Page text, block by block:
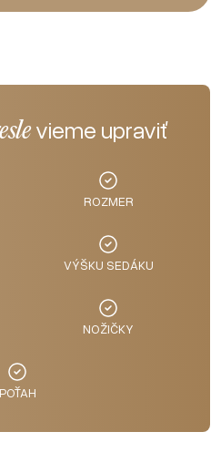
umožňuje jednoducho zladiť
vieme upraviť
ROZMER
VÝŠKU SEDÁKU
NOŽIČKY
POŤAH